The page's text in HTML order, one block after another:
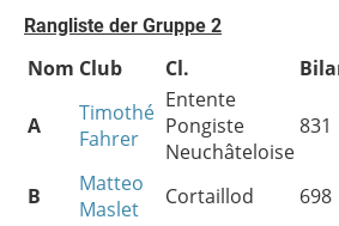
Rangliste der Gruppe 2
Nom Club Cl.
A
Timothé
Fahrer
Entente
Pongiste
Neuchâteloise
831
B
Matteo
Maslet
Cortaillod 698